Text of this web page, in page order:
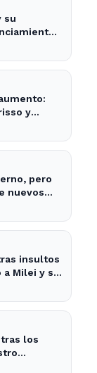
su
y
pero
nuevos
insultos
Milei y su
los